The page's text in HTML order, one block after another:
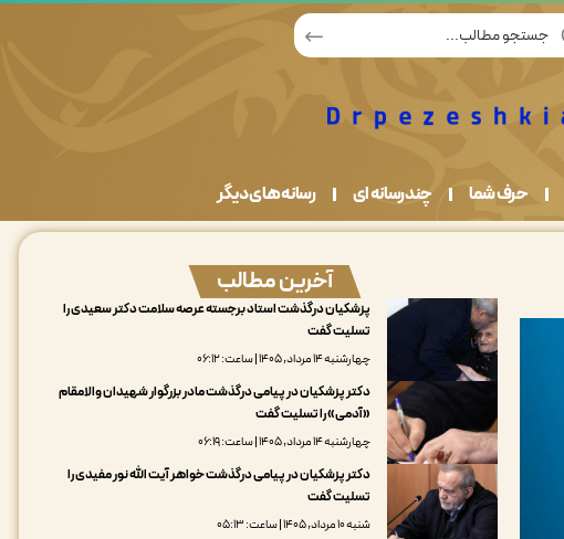
حرف شما چندرسانه ای رسانه های دیگر
آخرین مطالب
پزشکیان درگذشت استاد برجسته عرصه سلامت دکتر سعیدی را
تسلیت گفت
چهارشنبه ۱۴ مرداد, ۱۴۰۵ | ساعت: ۰۶:۱۲
دکتر پزشکیان در پیامی درگذشت مادر بزرگوار شهیدان والامقام
«آدمی» را تسلیت گفت
چهارشنبه ۱۴ مرداد, ۱۴۰۵ | ساعت: ۰۶:۱۹
دکتر پزشکیان در پیامی درگذشت خواهر آیت الله نور مفیدی را
تسلیت گفت
شنبه ۱۰ مرداد, ۱۴۰۵ | ساعت: ۰۵:۱۳